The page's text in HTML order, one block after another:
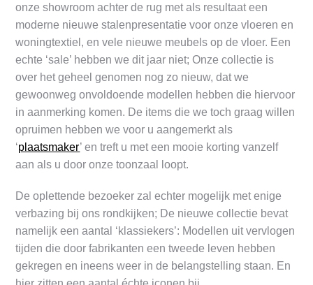
onze showroom achter de rug met als resultaat een
moderne nieuwe stalenpresentatie voor onze vloeren en
woningtextiel, en vele nieuwe meubels op de vloer. Een
echte ‘sale’ hebben we dit jaar niet; Onze collectie is
over het geheel genomen nog zo nieuw, dat we
gewoonweg onvoldoende modellen hebben die hiervoor
in aanmerking komen. De items die we toch graag willen
opruimen hebben we voor u aangemerkt als
‘plaatsmaker’ en treft u met een mooie korting vanzelf
aan als u door onze toonzaal loopt.
De oplettende bezoeker zal echter mogelijk met enige
verbazing bij ons rondkijken; De nieuwe collectie bevat
namelijk een aantal ‘klassiekers’: Modellen uit vervlogen
tijden die door fabrikanten een tweede leven hebben
gekregen en ineens weer in de belangstelling staan. En